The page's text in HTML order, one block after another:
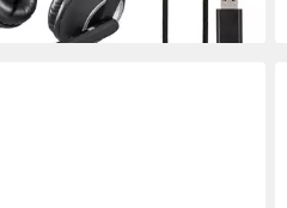
- in 2-3 Werktagen bei dir